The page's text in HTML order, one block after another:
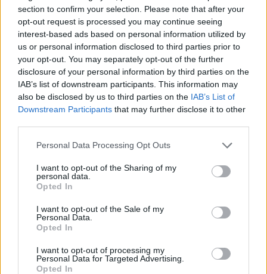
section to confirm your selection. Please note that after your
opt-out request is processed you may continue seeing
interest-based ads based on personal information utilized by
us or personal information disclosed to third parties prior to
your opt-out. You may separately opt-out of the further
disclosure of your personal information by third parties on the
IAB’s list of downstream participants. This information may
also be disclosed by us to third parties on the IAB’s List of
Downstream Participants that may further disclose it to other
Personal Data Processing Opt Outs
I want to opt-out of the Sharing of my
personal data.
Opted In
I want to opt-out of the Sale of my
Personal Data.
Opted In
I want to opt-out of processing my
Personal Data for Targeted Advertising.
Opted In
Súlyos veszteség, kilenc
hónapra eltiltották a Sepsi
OSK csapatkapitányát
Krónika
Meddig használható még a
régi személyi?
Stabil védekezés és
készült a Farul ellen az FK
Sándor Ella: Na, indíts, s